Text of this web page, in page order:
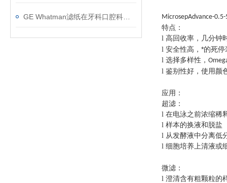
MicrosepAdvance-
特点：
l 高回收率，几分钟
l 安全性高，*的死
l 选择多样性，
l 鉴别性好，使用颜
应用：
超滤：
l 在电泳之前浓缩稀
l 样本的换液和脱盐
l 从发酵液中分离低
l 细胞培养上清液或
微滤：
l 澄清含有粗颗粒的